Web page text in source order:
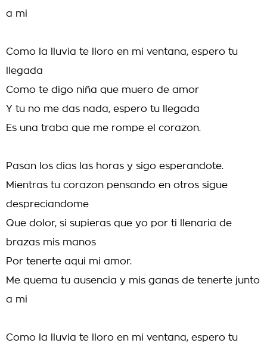
a mi
Como la lluvia te lloro en mi ventana, espero tu
llegada
Como te digo niña que muero de amor
Y tu no me das nada, espero tu llegada
Es una traba que me rompe el corazon.
Pasan los dias las horas y sigo esperandote.
Mientras tu corazon pensando en otros sigue
despreciandome
Que dolor, si supieras que yo por ti llenaria de
brazas mis manos
Por tenerte aqui mi amor.
Me quema tu ausencia y mis ganas de tenerte junto
a mi
Como la lluvia te lloro en mi ventana, espero tu